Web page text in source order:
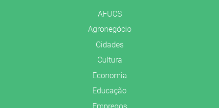
AFUCS
Agronegócio
Cidades
Cultura
Economia
Educação